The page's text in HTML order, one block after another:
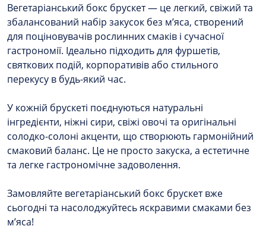
Вегетаріанський бокс брускет — це легкий, свіжий та
збалансований набір закусок без м’яса, створений
для поціновувачів рослинних смаків і сучасної
гастрономії. Ідеально підходить для фуршетів,
святкових подій, корпоративів або стильного
перекусу в будь-який час.
У кожній брускеті поєднуються натуральні
інгредієнти, ніжні сири, свіжі овочі та оригінальні
солодко-солоні акценти, що створюють гармонійний
смаковий баланс. Це не просто закуска, а естетичне
та легке гастрономічне задоволення.
Замовляйте вегетаріанський бокс брускет вже
сьогодні та насолоджуйтесь яскравими смаками без
м’яса!